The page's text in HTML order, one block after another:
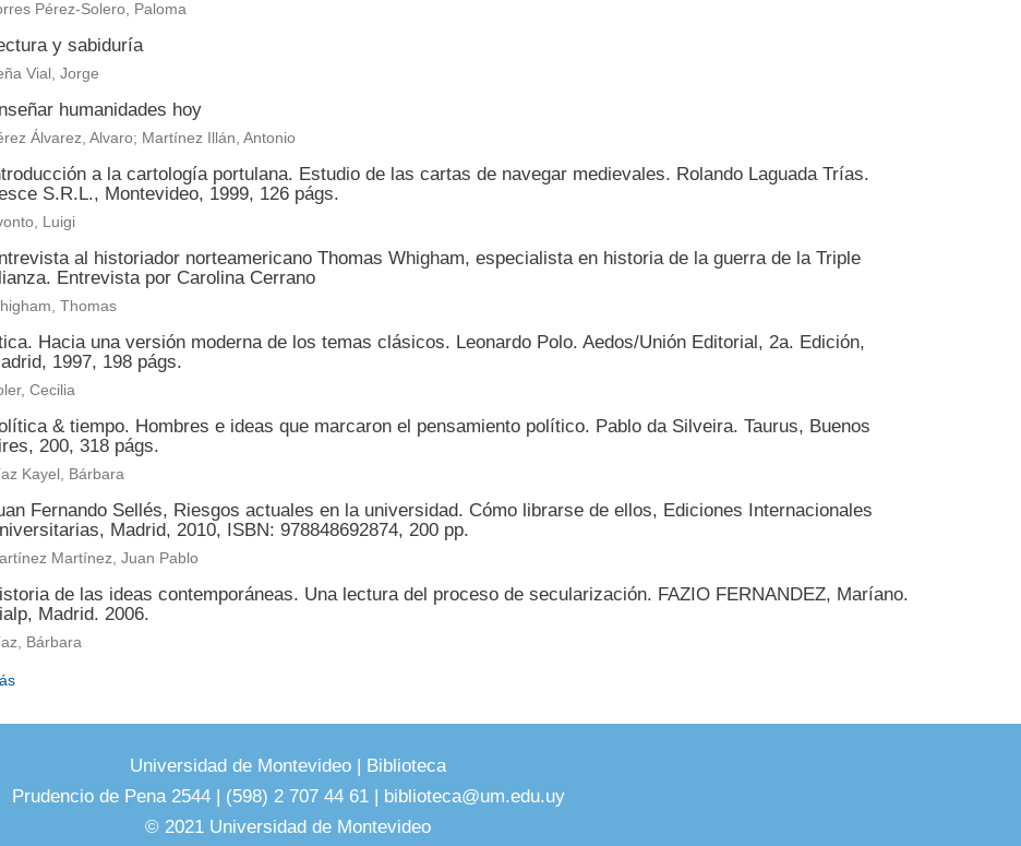
Pérez-Solero, Paloma
y sabiduría
Vial, Jorge
humanidades hoy
Álvarez, Alvaro; Martínez Illán, Antonio
a la cartología portulana. Estudio de las cartas de navegar medievales. Rolando Laguada Trías.
S.R.L., Montevideo, 1999, 126 págs.
Luigi
al historiador norteamericano Thomas Whigham, especialista en historia de la guerra de la Triple
Entrevista por Carolina Cerrano
Thomas
Hacia una versión moderna de los temas clásicos. Leonardo Polo. Aedos/Unión Editorial, 2a. Edición,
1997, 198 págs.
Cecilia
& tiempo. Hombres e ideas que marcaron el pensamiento político. Pablo da Silveira. Taurus, Buenos
200, 318 págs.
Kayel, Bárbara
Fernando Sellés, Riesgos actuales en la universidad. Cómo librarse de ellos, Ediciones Internacionales
Madrid, 2010, ISBN: 978848692874, 200 pp.
Martínez, Juan Pablo
de las ideas contemporáneas. Una lectura del proceso de secularización. FAZIO FERNANDEZ, Maríano.
Madrid. 2006.
Bárbara
Universidad de Montevideo | Biblioteca
Prudencio de Pena 2544 | (598) 2 707 44 61 | biblioteca@um.edu.uy
© 2021 Universidad de Montevideo